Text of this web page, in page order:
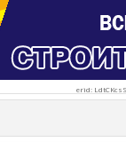
erid: